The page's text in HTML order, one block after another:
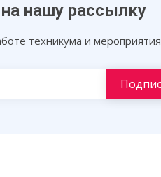
нашу рассылку
техникума и мероприятия